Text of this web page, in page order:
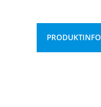
PRODUKTINFO